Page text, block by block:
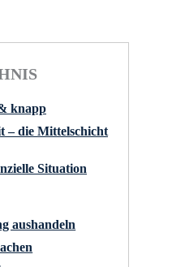
knapp
– die Mittelschicht
Situation
aushandeln